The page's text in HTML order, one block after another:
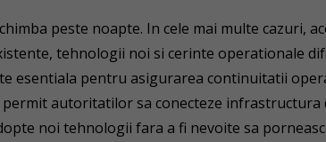
peste noapte. In cele mai multe cazuri,
tehnologii noi si cerinte operationale
esentiala pentru asigurarea continuitatii
permit autoritatilor sa conecteze infrastructura
noi tehnologii fara a fi nevoite sa